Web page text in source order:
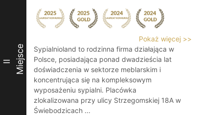
II Miejsce
Pokaż więcej >>
Sypialnioland to rodzinna firma działająca w
Polsce, posiadająca ponad dwadzieścia lat
doświadczenia w sektorze meblarskim i
koncentrująca się na kompleksowym
wyposażeniu sypialni. Placówka
zlokalizowana przy ulicy Strzegomskiej 18A w
Świebodzicach ...